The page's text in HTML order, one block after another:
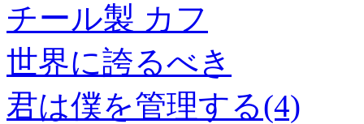
チール製 カフ
世界に誇るべき
君は僕を管理する(4)